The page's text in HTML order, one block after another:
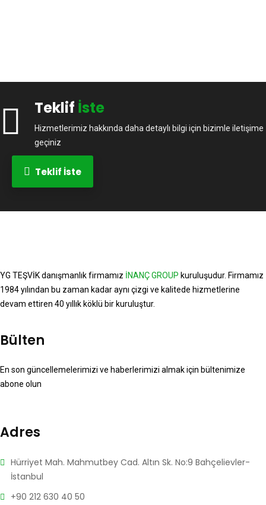
Teklif İste
Hizmetlerimiz hakkında daha detaylı bilgi için bizimle iletişime
geçiniz
Teklif İste
YG TEŞVİK danışmanlık firmamız İNANÇ GROUP kuruluşudur. Firmamız
1984 yılından bu zaman kadar aynı çizgi ve kalitede hizmetlerine
devam ettiren 40 yıllık köklü bir kuruluştur.
Bülten
En son güncellemelerimizi ve haberlerimizi almak için bültenimize
abone olun
Adres
Hürriyet Mah. Mahmutbey Cad. Altın Sk. No:9 Bahçelievler-
İstanbul
+90 212 630 40 50